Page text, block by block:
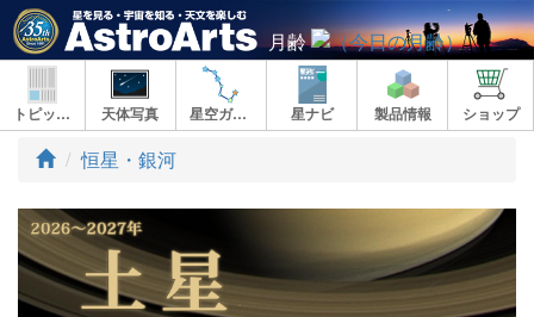
月齢
トピックス 天体写真 星空ガイド 星ナビ 製品情報 ショップ
ト
プ
恒星・銀河